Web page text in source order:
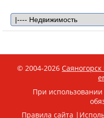
© 2004-2026
При
Правила сайта |